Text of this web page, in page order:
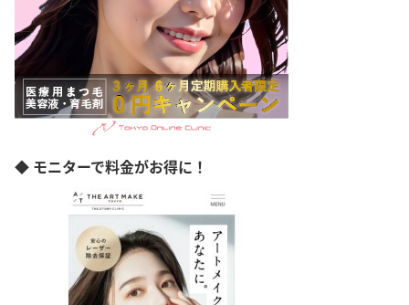
◆ モニターで料金がお得に！